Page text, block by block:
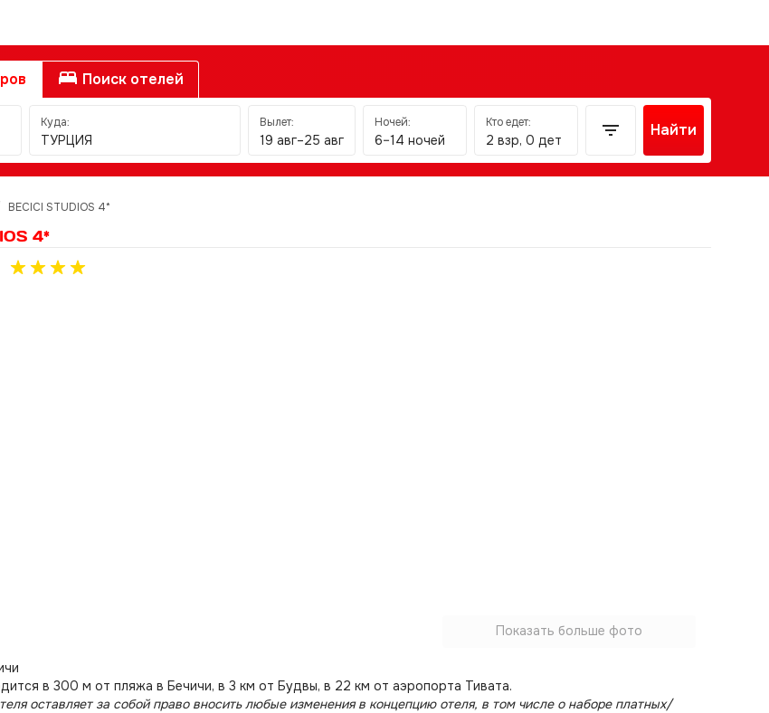
Поиск отелей
Куда:
ТУРЦИЯ
Вылет:
19 авг–25 авг
Ночей:
6–14 ночей
Кто едет:
2 взр, 0 дет
Найти
BECICI STUDIOS 4*
4*
Показать больше фото
в 300 м от пляжа в Бечичи, в 3 км от Будвы, в 22 км от аэропорта Тивата.
оставляет за собой право вносить любые изменения в концепцию отеля, в том числе о наборе платных/